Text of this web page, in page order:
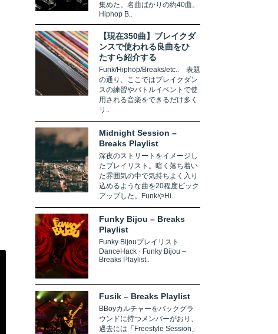
集めた。名曲ばかりの約40曲。
Hiphop B..
【現在350曲】ブレイクダ
ンスで使われる良曲をひ
たすら紹介する
Funk/Hiphop/Breaks/etc.. 表題
の通り、ここではブレイクダン
スの練習やバトルイベントで使
用される音楽をできるだけ多く
リ..
Midnight Session –
Breaks Playlist
深夜のストリートをイメージし
たプレイリスト。暗く落ち着い
た雰囲気の中で気持ちよく入り
込めるような曲を20程度ピック
アップした。FunkやHi..
Funky Bijou – Breaks
Playlist
Funky Bijouプレイリスト
DanceHack · Funky Bijou –
Breaks Playlist..
Fusik – Breaks Playlist
BBoyカルチャーをバックグラ
ウンドに持つメンバーがおり、
過去には「Freestyle Session」